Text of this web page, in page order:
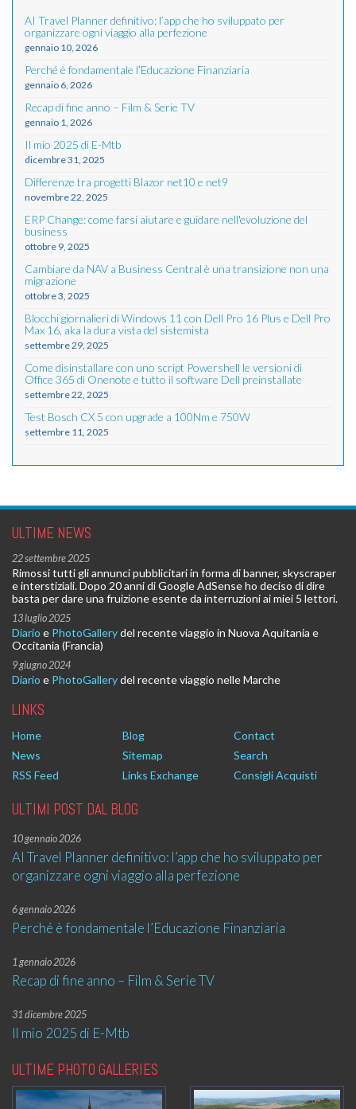
AI Travel Planner definitivo: l’app che ho sviluppato per
organizzare ogni viaggio alla perfezione
gennaio 10, 2026
Perché è fondamentale l’Educazione Finanziaria
gennaio 6, 2026
Recap di fine anno – Film & Serie TV
gennaio 1, 2026
Il mio 2025 di E-Mtb
dicembre 31, 2025
Differenze tra progetti Blazor net10 e net9
novembre 22, 2025
ERP Change: come farsi aiutare e guidare nell'evoluzione del
business
ottobre 9, 2025
Cambiare da NAV a Business Central è una transizione non una
migrazione
ottobre 3, 2025
Blocchi giornalieri di Windows 11 con Dell Pro 16 Plus e Dell Pro
Max 16, aka la dura vista del sistemista
settembre 29, 2025
Come disinstallare con uno script Powershell le versioni di
Office 365 di Onenote e tutto il software Dell preinstallate
settembre 22, 2025
Test Bosch CX 5 con upgrade a 100Nm e 750W
settembre 11, 2025
ULTIME NEWS
22 settembre 2025
Rimossi tutti gli annunci pubblicitari in forma di banner, skyscraper
e interstiziali. Dopo 20 anni di Google AdSense ho deciso di dire
basta per dare una fruizione esente da interruzioni ai miei 5 lettori.
13 luglio 2025
Diario e PhotoGallerydel recente viaggio in Nuova Aquitania e
Occitania (Francia)
9 giugno 2024
Diario e PhotoGallerydel recente viaggio nelle Marche
LINKS
Home Blog
Contact
News
Sitemap
Search
RSS Feed
Links Exchange Consigli Acquisti
ULTIMI POST DAL BLOG
10 gennaio 2026
AI Travel Planner definitivo: l’app che ho sviluppato per
organizzare ogni viaggio alla perfezione
6 gennaio 2026
Perché è fondamentale l’Educazione Finanziaria
1 gennaio 2026
Recap di fine anno – Film & Serie TV
31 dicembre 2025
Il mio 2025 di E-Mtb
ULTIME PHOTO GALLERIES